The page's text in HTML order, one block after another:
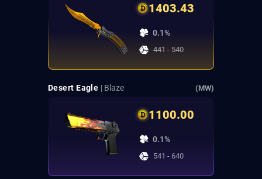
1403.43
0.1%
441 - 540
Desert Eagle | Blaze (MW)
1100.00
0.1%
541 - 640